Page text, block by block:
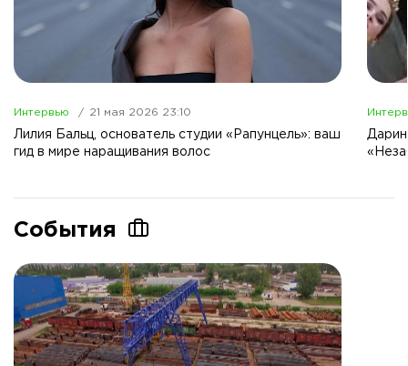
Интервью 21 мая 2026 23:10
Лилия Бальц, основатель студии «Рапунцель»: ваш
гид в мире наращивания волос
События